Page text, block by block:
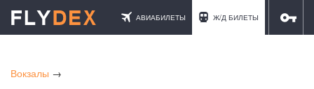
АВИАБИЛЕТЫ Ж/Д БИЛЕТЫ ОТЕЛИ
Вокзалы →